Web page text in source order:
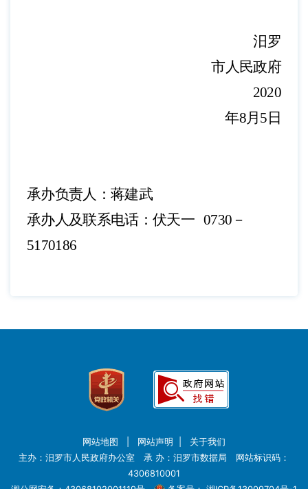
汨罗
市人民政府
2020
年8月5日
承办负责人：蒋建武
承办人及联系电话：伏天一 0730－
5170186
网站地图 网站声明
关于我们
主办：汨罗市人民政府办公室 承 办：汨罗市数据局 网站标识码：
4306810001